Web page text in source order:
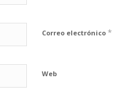
Correo electrónico *
Web